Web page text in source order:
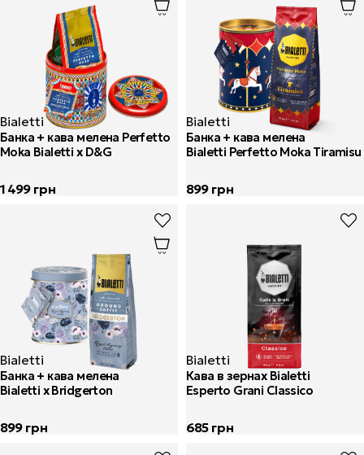
Банка + кава мелена Perfetto
Moka Bialetti x D&G
Bialetti
1 499грн
Банка + кава мелена
Bialetti Perfetto Moka Tiramisu
Bialetti
899грн
Банка + кава мелена
Bialetti x Bridgerton
Bialetti
899грн
Кава в зернах Bialetti
Esperto Grani Classico
Bialetti
685грн